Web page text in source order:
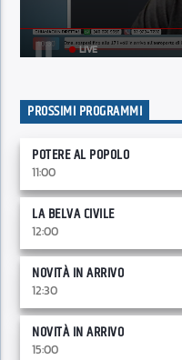
PROSSIMI PROGRAMMI
POTERE AL POPOLO
11:00
LA BELVA CIVILE
12:00
NOVITÀ IN ARRIVO
12:30
NOVITÀ IN ARRIVO
15:00